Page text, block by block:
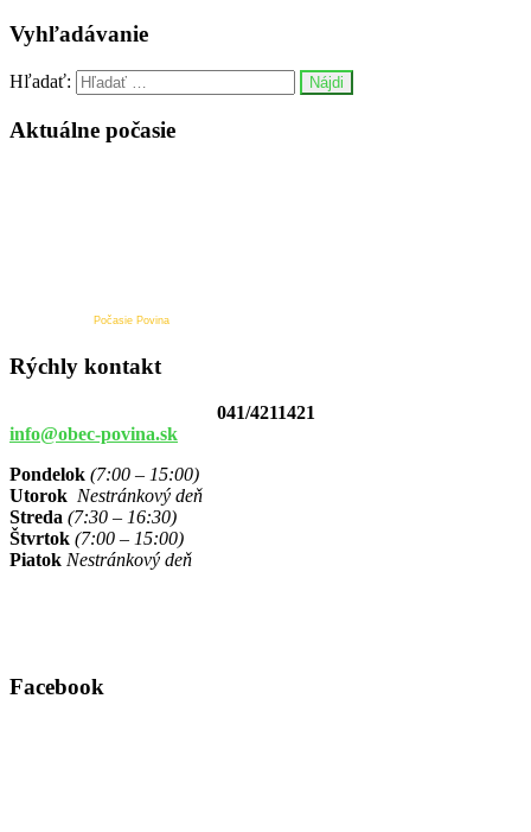
Vyhľadávanie
Hľadať:
Aktuálne počasie
Počasie Povina
Rýchly kontakt
041/4211421
info@obec-povina.sk
Pondelok (7:00 – 15:00)
Utorok Nestránkový deň
Streda (7:30 – 16:30)
Štvrtok (7:00 – 15:00)
Piatok Nestránkový deň
Facebook